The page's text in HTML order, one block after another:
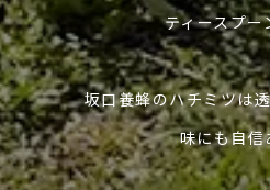
ティースプー
坂口養蜂のハチミツは
味にも自信